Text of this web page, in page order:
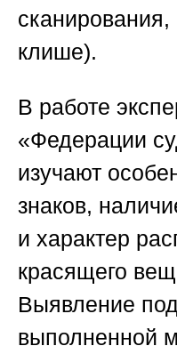
клише).
В работе
«Федерации
изучают
знаков,
и характер
красящего
Выявление
выполненной